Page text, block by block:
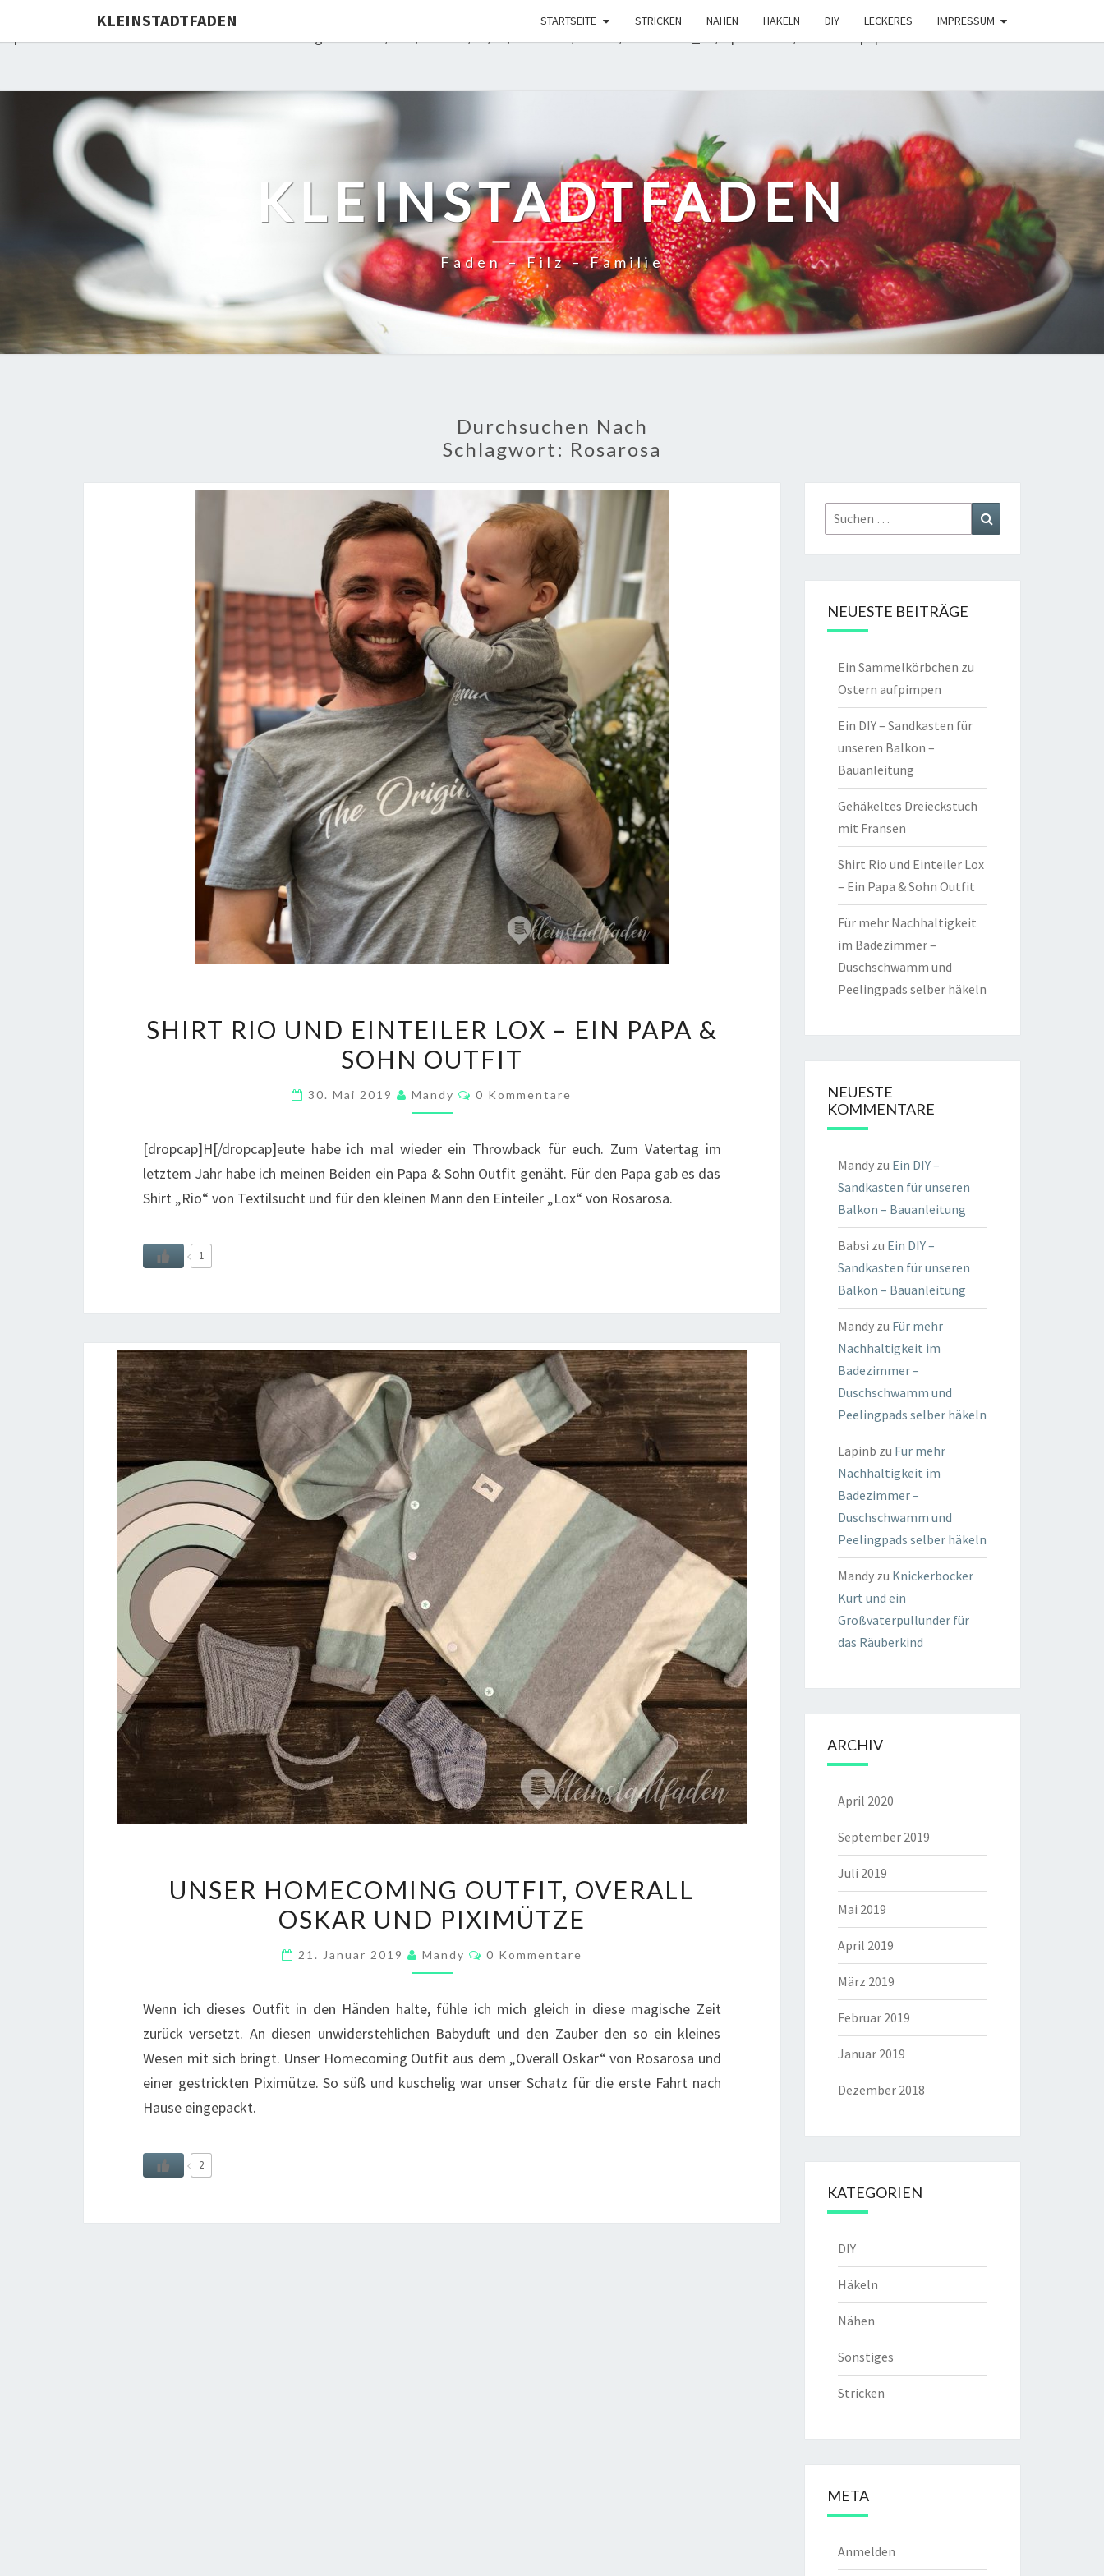
Deprecated: Die Funktion WP_Dependencies->add_data() wurde mit einem Argument aufgerufen, das seit Version 6.9.0 veraltet ist
KLEINSTADTFADEN STARTSEITE STRICKEN NÄHEN HÄKELN DIY LECKERES IMPRESSUM
KLEINSTADTFADEN
Faden – Filz – Familie
Durchsuchen Nach
Schlagwort: Rosarosa
RIO
UND
LOX
EIN
PAPA
&
SHIRT RIO UND EINTEILER LOX – EIN PAPA &
SOHN OUTFIT
30. Mai 2019 Mandy Kommentare
0 Kommentare
[dropcap]H[/dropcap]eute habe ich mal wieder ein Throwback für euch. Zum Vatertag im
letztem Jahr habe ich meinen Beiden ein Papa & Sohn Outfit genäht. Für den Papa gab es das
Shirt „Rio“ von Textilsucht und für den kleinen Mann den Einteiler „Lox“ von Rosarosa.
1
HOMECOMING
OUTFIT,
OSKAR
PIXIMÜTZE
UNSER HOMECOMING OUTFIT, OVERALL
OSKAR UND PIXIMÜTZE
21. Januar 2019 Mandy Kommentare
0 Kommentare
Wenn ich dieses Outfit in den Händen halte, fühle ich mich gleich in diese magische Zeit
zurück versetzt. An diesen unwiderstehlichen Babyduft und den Zauber den so ein kleines
Wesen mit sich bringt. Unser Homecoming Outfit aus dem „Overall Oskar“ von Rosarosa und
einer gestrickten Piximütze. So süß und kuschelig war unser Schatz für die erste Fahrt nach
Hause eingepackt.
2
Suchen
nach:
NEUESTE BEITRÄGE
Ein Sammelkörbchen zu
Ostern aufpimpen
Ein DIY – Sandkasten für
unseren Balkon –
Bauanleitung
Gehäkeltes Dreieckstuch
mit Fransen
Shirt Rio und Einteiler Lox
– Ein Papa & Sohn Outfit
Für mehr Nachhaltigkeit
im Badezimmer –
Duschschwamm und
Peelingpads selber häkeln
NEUESTE
KOMMENTARE
Mandyzu Ein DIY –
Sandkasten für unseren
Balkon – Bauanleitung
Babsi zu Ein DIY –
Sandkasten für unseren
Balkon – Bauanleitung
Mandyzu Für mehr
Nachhaltigkeit im
Badezimmer –
Duschschwamm und
Peelingpads selber häkeln
Lapinb zu Für mehr
Nachhaltigkeit im
Badezimmer –
Duschschwamm und
Peelingpads selber häkeln
Mandyzu Knickerbocker
Kurt und ein
Großvaterpullunder für
das Räuberkind
ARCHIV
April 2020
September 2019
Juli 2019
Mai 2019
April 2019
März 2019
Februar 2019
Januar 2019
Dezember 2018
KATEGORIEN
DIY
Häkeln
Nähen
Sonstiges
Stricken
META
Anmelden